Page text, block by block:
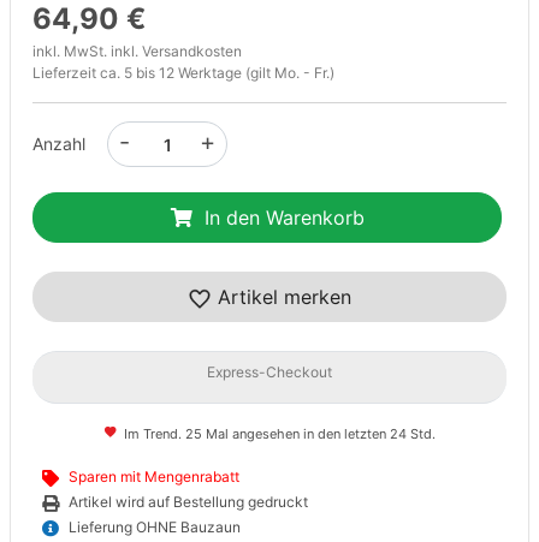
64,90 €
inkl. MwSt. inkl. Versandkosten
Lieferzeit ca. 5 bis 12 Werktage (gilt Mo. - Fr.)
Anzahl +
-
In den Warenkorb
Artikel merken
Express-Checkout
Im Trend. 25 Mal angesehen in den letzten 24 Std.
Sparen mit Mengenrabatt
Artikel wird auf Bestellung gedruckt
Lieferung OHNE Bauzaun